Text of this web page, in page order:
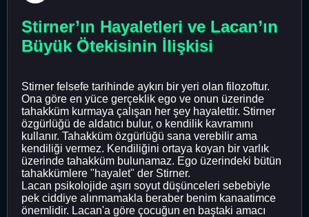
Stirner’ın Hayaletleri ve Lacan’ın
Büyük Ötekisinin İlişkisi
Stirner felsefe tarihinde aykırı bir yeri olan filozoftur.
Ona göre en yüce gerçeklik ego ve onun üzerinde
tahakküm kurmaya çalışan her şey hayalettir. Stirner
özgürlüğü de aldatıcı bulur, o kendilik kavramını
kullanır. Tahakküm özgürlüğü sana verebilir ama
kendiliği vermez. Kendiliğini ortaya koyan bir varlık
üzerinde tahakküm bulunamaz. Ego üzerindeki bütün
tahakkümlere "hayalet" der Stirner.
Lacan psikolojide aşırı soyut düşünceleri sebebiyle
pek ciddiye alınmamakla beraber benim kanaatimce
önemlidir. Lacan'a göre çocuğun en baştaki amacı